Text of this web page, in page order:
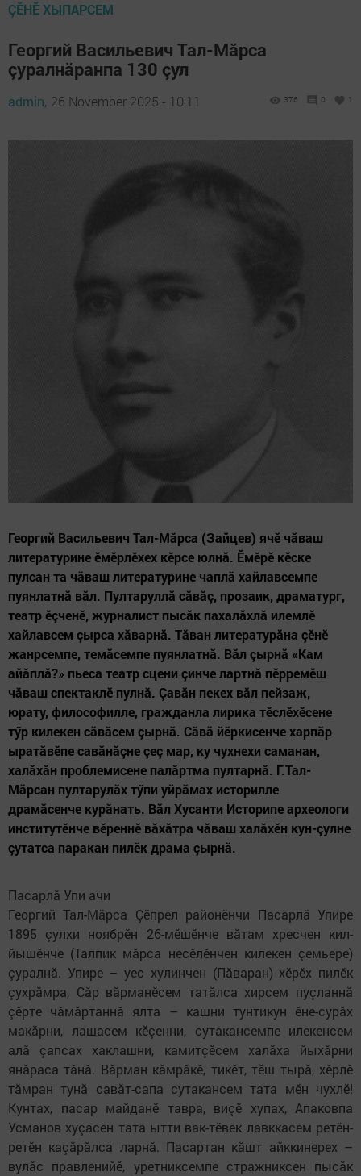
ÇӖНӖ ХЫПАРСЕМ
Георгий Васильевич Тал-Мăрса
çуралнăранпа 130 çул
admin, 26 November 2025 - 10:11 376 0 1
Георгий Васильевич Тал-Мăрса (Зайцев) ячӗ чăваш
литературине ӗмӗрлӗхех кӗрсе юлнă. Ӗмӗрӗ кӗске
пулсан та чăваш литературине чаплă хайлавсемпе
пуянлатнă вăл. Пултаруллă сăвăç, прозаик, драматург,
театр ӗçченӗ, журналист пысăк пахалăхлă илемлӗ
хайлавсем çырса хăварнă. Тăван литературăна çӗнӗ
жанрсемпе, темăсемпе пуянлатнă. Вăл çырнă «Кам
айăплă?» пьеса театр сцени çинче лартнă пӗрремӗш
чăваш спектаклӗ пулнă. Çавăн пекех вăл пейзаж,
юрату, философилле, гражданла лирика тӗслӗхӗсене
тӳр килекен сăвăсем çырнă. Сăвă йӗркисенче харпăр
ыратăвӗпе савăнăçне çеç мар, ку чухнехи саманан,
халăхăн проблемисене палăртма пултарнă. Г.Тал-
Мăрсан пултарулăх тӳпи уйрăмах историлле
драмăсенче курăнать. Вăл Хусанти Историпе археологи
институтӗнче вӗреннӗ вăхăтра чăваш халăхӗн кун-çулне
çутатса паракан пилӗк драма çырнă.
Пасарлă Упи ачи
Георгий Тал-Мӑрса Çӗпрел районӗнчи Пасарлӑ Упире
1895 çулхи ноябрӗн 26-мӗшӗнче вӑтам хресчен кил-
йышӗнче (Талпик мӑрса несӗлӗнчен килекен çемьере)
çуралнӑ. Упире – уес хулинчен (Пӑваран) хӗрӗх пилӗк
çухрӑмра, Сӑр вӑрманӗсем татӑлса хирсем пуçланнӑ
çӗрте чӑмӑртаннӑ ялта – кашни тунтикун ӗне-сурӑх
макӑрни, лашасем кӗçенни, сутакансемпе илекенсем
алӑ çапсах хаклашни, камитçӗсем халӑха йыхӑрни
янӑраса тӑнӑ. Вӑрман кӑмрӑкӗ, тикӗт, тӗш тырӑ, хӗрлӗ
тӑмран тунӑ савӑт-сапа сутакансем тата мӗн чухлӗ!
Кунтах, пасар майданӗ тавра, виçӗ хупах, Апаковпа
Усманов хуçасен тата ытти вак-тӗвек лавккасем ретӗн-
ретӗн каçӑрӑлса ларнӑ. Пасартан кӑшт айккинерех –
вулӑс правленийӗ, уретниксемпе стражниксен пысӑк